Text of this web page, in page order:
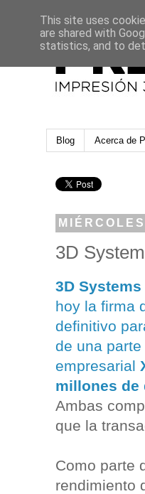
Blog Acerca de
3D
3D Systems
hoy la firma
definitivo
de una
empresarial
millones de
Ambas
que la
Como parte
rendimiento
This site uses
are shared with
statistics, and to